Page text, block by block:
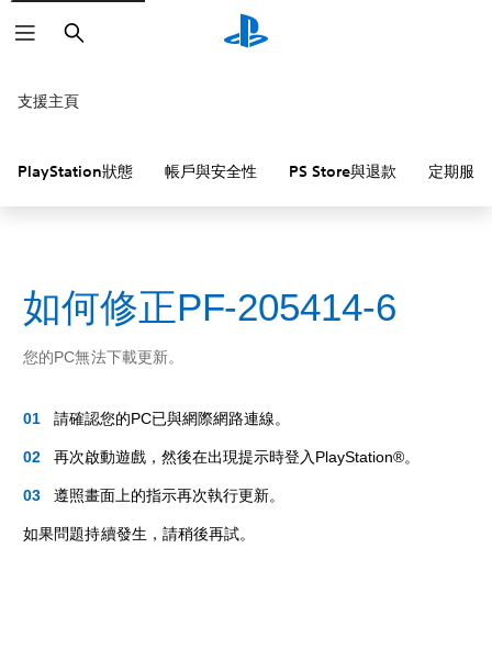
搜
尋
支援主頁
PlayStation狀態 帳戶與安全性 PS Store與退款 定期服務
如何修正PF-205414-6
您的PC無法下載更新。
請確認您的PC已與網際網路連線。
再次啟動遊戲，然後在出現提示時登入PlayStation®。
遵照畫面上的指示再次執行更新。
如果問題持續發生，請稍後再試。